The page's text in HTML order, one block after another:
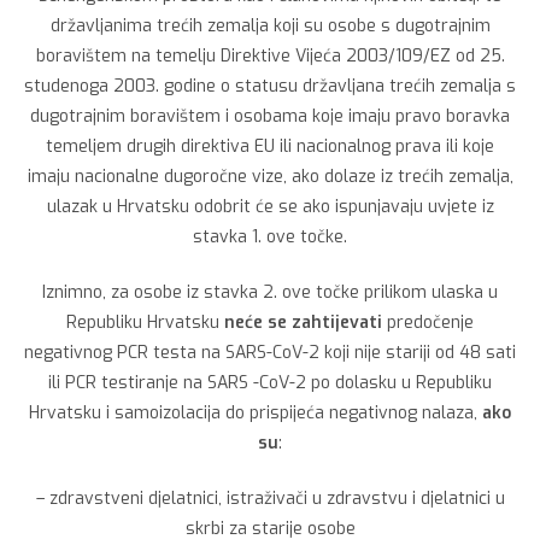
državljanima trećih zemalja koji su osobe s dugotrajnim
boravištem na temelju Direktive Vijeća 2003/109/EZ od 25.
studenoga 2003. godine o statusu državljana trećih zemalja s
dugotrajnim boravištem i osobama koje imaju pravo boravka
temeljem drugih direktiva EU ili nacionalnog prava ili koje
imaju nacionalne dugoročne vize, ako dolaze iz trećih zemalja,
ulazak u Hrvatsku odobrit će se ako ispunjavaju uvjete iz
stavka 1. ove točke.
Iznimno, za osobe iz stavka 2. ove točke prilikom ulaska u
Republiku Hrvatsku neće se zahtijevati predočenje
negativnog PCR testa na SARS-CoV-2 koji nije stariji od 48 sati
ili PCR testiranje na SARS -CoV-2 po dolasku u Republiku
Hrvatsku i samoizolacija do prispijeća negativnog nalaza, ako
su:
– zdravstveni djelatnici, istraživači u zdravstvu i djelatnici u
skrbi za starije osobe